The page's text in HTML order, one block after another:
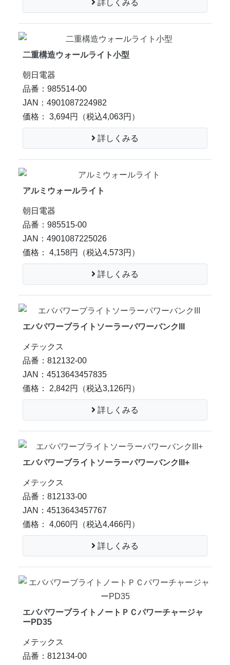
詳しくみる
二重構造ウォールライト小型
朝日電器
品番：985514-00
JAN：4901087224982
価格： 3,694円
（税込4,063円）
詳しくみる
アルミウォールライト
朝日電器
品番：985515-00
JAN：4901087225026
価格： 4,158円
（税込4,573円）
詳しくみる
エバパワーブライトソーラーパワーバンクIII
メテックス
品番：812132-00
JAN：4513643457835
価格： 2,842円
（税込3,126円）
詳しくみる
エバパワーブライトソーラーパワーバンクIII+
メテックス
品番：812133-00
JAN：4513643457767
価格： 4,060円
（税込4,466円）
詳しくみる
エバパワーブライトノートＰＣパワーチャージャ
ーPD35
メテックス
品番：812134-00